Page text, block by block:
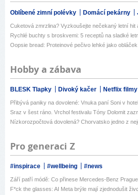
Oblíbené zimní polévky Domácí pekárny
Cuketová zmrzlina? Vyzkoušejte nečekaný letní hit
Rychlé buchty s broskvemi: 5 receptů na sladké
Oopsie bread: Proteinové pečivo lehké jako obláček
Hobby a zábava
BLESK Tlapky Divoký kačer Netflix
Přibývá paniky na dovolené: Vnuka paní Soni v
Sraz v šest ráno. Vrchol festivalu Tóny Dolomit
Nízkorozpočtová dovolená? Chorvatsko jedno z
Pro generaci Z
#inspirace #wellbeing #news
Září patří módě: Co přinese Mercedes-Benz
F*ck the glasses: AI Meta brýle mají zjednodušit